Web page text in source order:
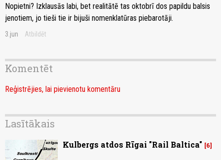
Nopietni? Izklausās labi, bet realitātē tas oktobrī dos papildu balsis
jenotiem, jo tieši tie ir bijuši nomenklatūras piebarotāji.
3.jun Atbildēt
Komentēt
Reģistrējies, lai pievienotu komentāru
Lasītākais
Kulbergs atdos Rīgai "Rail Baltica" 6